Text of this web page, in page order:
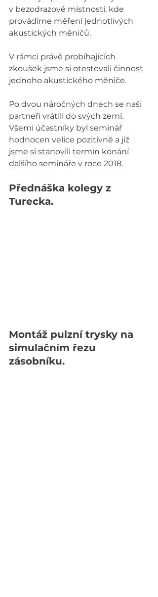
v bezodrazové místnosti, kde
provádíme měření jednotlivých
akustických měničů.
V rámci právě probíhajících
zkoušek jsme si otestovali činnost
jednoho akustického měniče.
Po dvou náročných dnech se naši
partneři vrátili do svých zemí.
Všemi účastníky byl seminář
hodnocen velice pozitivně a již
jsme si stanovili termín konání
dalšího semináře v roce 2018.
Přednáška kolegy z
Turecka.
Montáž pulzní trysky na
simulačním řezu
zásobníku.